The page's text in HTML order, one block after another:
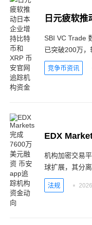
日元疲软
SBI VC Trade
已突破200万，
竞争币资讯
EDX
机构加密交易
球扩展，其分
法规